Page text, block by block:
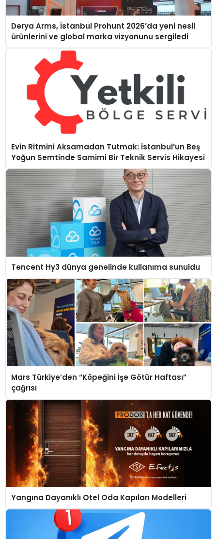
Derya Arms, İstanbul Prohunt 2026’da yeni nesil
ürünlerini ve global marka vizyonunu sergiledi
Evin Ritmini Aksamadan Tutmak: İstanbul’un Beş
Yoğun Semtinde Samimi Bir Teknik Servis Hikayesi
Tencent Hy3 dünya genelinde kullanıma sunuldu
Mars Türkiye’den “Köpeğini İşe Götür Haftası”
çağrısı
Yangına Dayanıklı Otel Oda Kapıları Modelleri